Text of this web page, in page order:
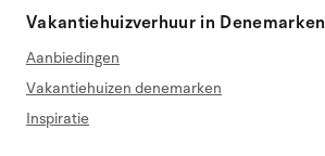
Vakantiehuizverhuur in Denemarken
Aanbiedingen
Vakantiehuizen denemarken
Inspiratie